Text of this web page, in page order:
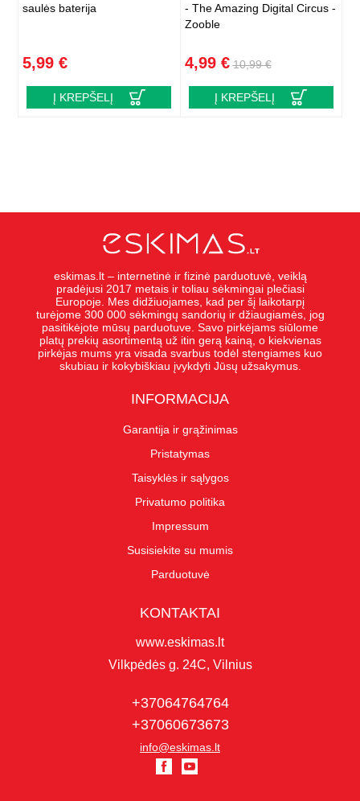
saulės baterija
5,99 €
Į KREPŠELĮ
- The Amazing Digital Circus -
Zooble
4,99 € 10,99 €
Į KREPŠELĮ
eskimas.lt – internetinė ir fizinė parduotuvė, veiklą
pradėjusi 2017 metais ir toliau sėkmingai plečiasi
Europoje. Mes didžiuojames, kad per šį laikotarpį
turėjome 300 000 sėkmingų sandorių ir džiaugiamės, jog
pasitikėjote mūsų parduotuve. Savo pirkėjams siūlome
platų prekių asortimentą už itin gerą kainą, o kiekvienas
pirkėjas mums yra visada svarbus todėl stengiames kuo
skubiau ir kokybiškiau įvykdyti Jūsų užsakymus.
INFORMACIJA
Garantija ir grąžinimas
Pristatymas
Taisyklės ir sąlygos
Privatumo politika
Impressum
Susisiekite su mumis
Parduotuvė
KONTAKTAI
www.eskimas.lt
Vilkpėdės g. 24C, Vilnius
+37064764764
+37060673673
info@eskimas.lt